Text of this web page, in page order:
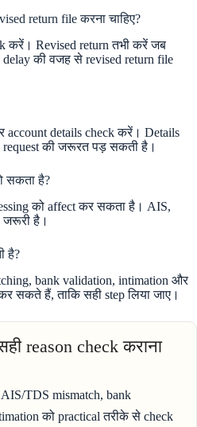
return file करना चाहिए?
करें। Revised return तभी करें जब
delay की वजह से revised return file
details check करें। Details
request की जरूरत पड़ सकती है।
सकता है?
को affect कर सकता है। AIS,
है।
है?
bank validation, intimation और
सकते हैं, ताकि सही step लिया जाए।
reason check कराना
TDS mismatch, bank
को practical तरीके से check